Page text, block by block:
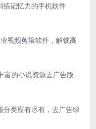
练记忆力的手机软件
视频剪辑软件，解锁高
富的小说资源去广告版
分类应有尽有，去广告绿